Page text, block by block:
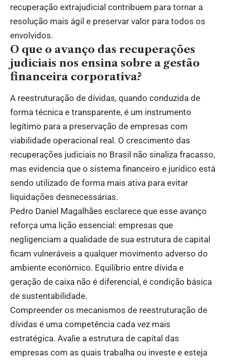
recuperação extrajudicial contribuem para tornar a
resolução mais ágil e preservar valor para todos os
envolvidos.
O que o avanço das recuperações
judiciais nos ensina sobre a gestão
financeira corporativa?
A reestruturação de dívidas, quando conduzida de
forma técnica e transparente, é um instrumento
legítimo para a preservação de empresas com
viabilidade operacional real. O crescimento das
recuperações judiciais no Brasil não sinaliza fracasso,
mas evidencia que o sistema financeiro e jurídico está
sendo utilizado de forma mais ativa para evitar
liquidações desnecessárias.
Pedro Daniel Magalhães esclarece que esse avanço
reforça uma lição essencial: empresas que
negligenciam a qualidade de sua estrutura de capital
ficam vulneráveis a qualquer movimento adverso do
ambiente econômico. Equilíbrio entre dívida e
geração de caixa não é diferencial, é condição básica
de sustentabilidade.
Compreender os mecanismos de reestruturação de
dívidas é uma competência cada vez mais
estratégica. Avalie a estrutura de capital das
empresas com as quais trabalha ou investe e esteja